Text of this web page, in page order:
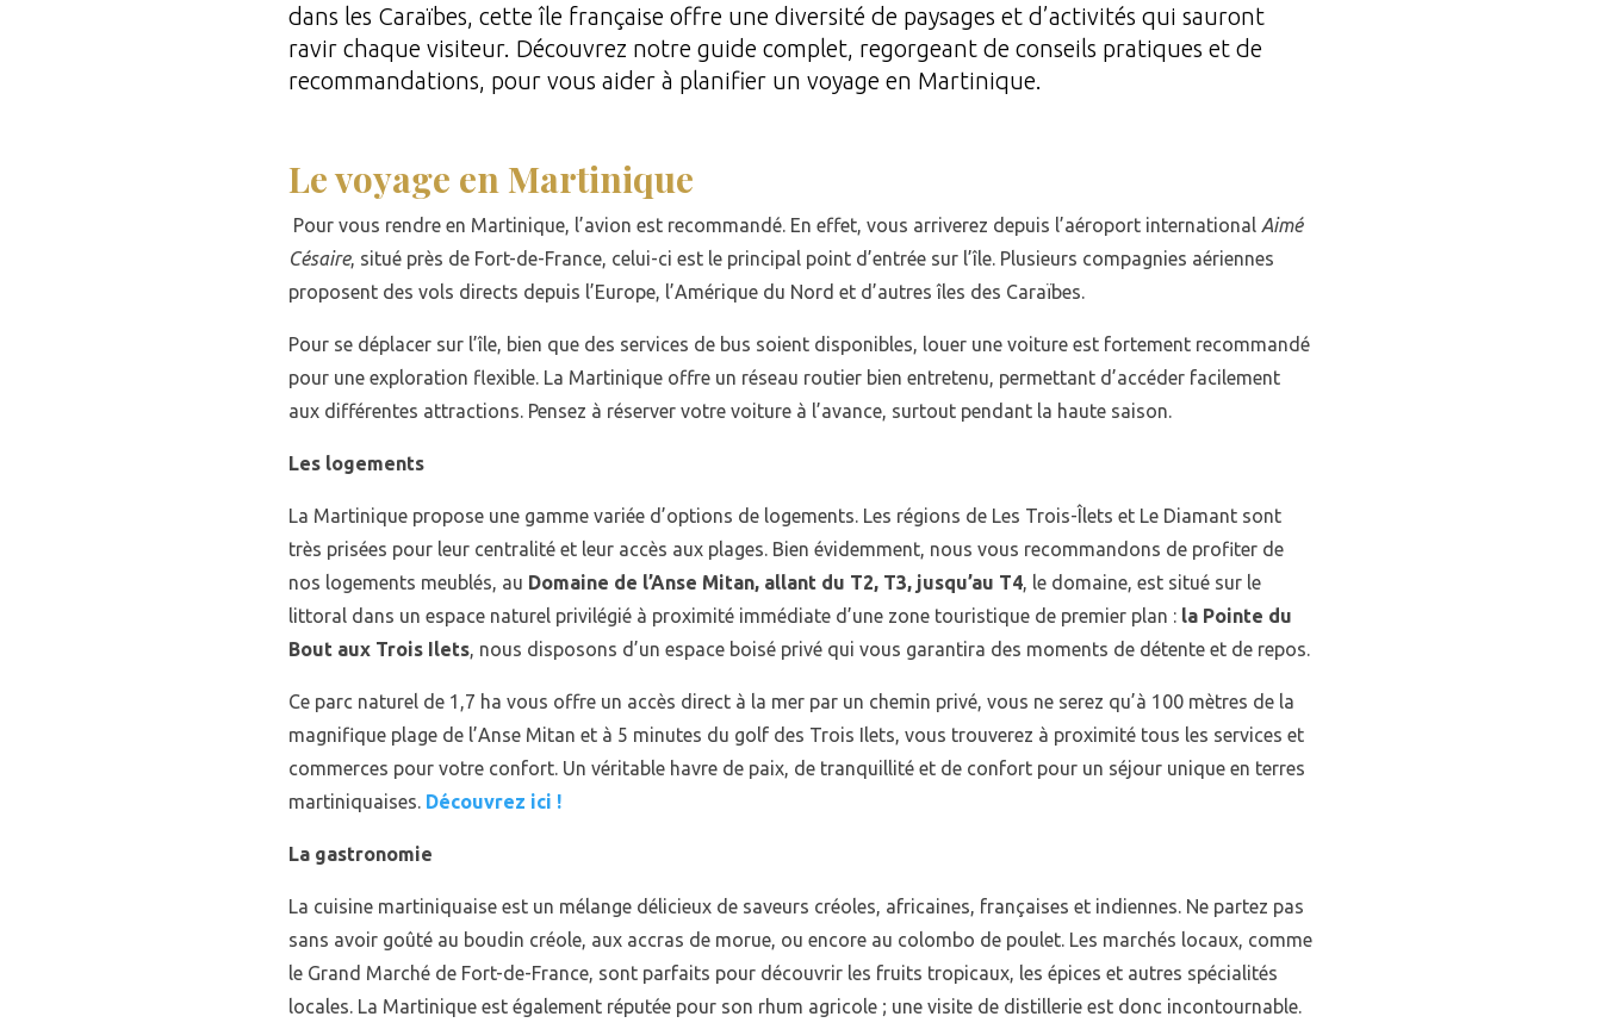
dans les Caraïbes, cette île française offre une diversité de paysages et d’activités qui sauront
ravir chaque visiteur. Découvrez notre guide complet, regorgeant de conseils pratiques et de
recommandations, pour vous aider à planifier un voyage en Martinique.
Le voyage en Martinique
Pour vous rendre en Martinique, l’avion est recommandé. En effet, vous arriverez depuis l’aéroport international Aimé
Césaire, situé près de Fort-de-France, celui-ci est le principal point d’entrée sur l’île. Plusieurs compagnies aériennes
proposent des vols directs depuis l’Europe, l’Amérique du Nord et d’autres îles des Caraïbes.
Pour se déplacer sur l’île, bien que des services de bus soient disponibles, louer une voiture est fortement recommandé
pour une exploration flexible. La Martinique offre un réseau routier bien entretenu, permettant d’accéder facilement
aux différentes attractions. Pensez à réserver votre voiture à l’avance, surtout pendant la haute saison.
Les logements
La Martinique propose une gamme variée d’options de logements. Les régions de Les Trois-Îlets et Le Diamant sont
très prisées pour leur centralité et leur accès aux plages. Bien évidemment, nous vous recommandons de profiter de
nos logements meublés, au Domaine de l’Anse Mitan, allant du T2, T3, jusqu’au T4, le domaine, est situé sur le
littoral dans un espace naturel privilégié à proximité immédiate d’une zone touristique de premier plan : la Pointe du
Bout aux Trois Ilets, nous disposons d’un espace boisé privé qui vous garantira des moments de détente et de repos.
Ce parc naturel de 1,7 ha vous offre un accès direct à la mer par un chemin privé, vous ne serez qu’à 100 mètres de la
magnifique plage de l’Anse Mitan et à 5 minutes du golf des Trois Ilets, vous trouverez à proximité tous les services et
commerces pour votre confort. Un véritable havre de paix, de tranquillité et de confort pour un séjour unique en terres
martiniquaises. Découvrez ici !
La gastronomie
La cuisine martiniquaise est un mélange délicieux de saveurs créoles, africaines, françaises et indiennes. Ne partez pas
sans avoir goûté au boudin créole, aux accras de morue, ou encore au colombo de poulet. Les marchés locaux, comme
le Grand Marché de Fort-de-France, sont parfaits pour découvrir les fruits tropicaux, les épices et autres spécialités
locales. La Martinique est également réputée pour son rhum agricole ; une visite de distillerie est donc incontournable.